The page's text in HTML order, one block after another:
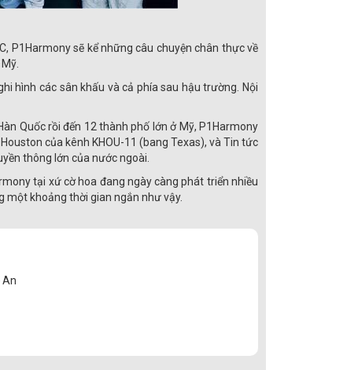
P1Harmony sẽ kể những câu chuyện chân thực về
hình các sân khấu và cả phía sau hậu trường. Nội
Quốc rồi đến 12 thành phố lớn ở Mỹ, P1Harmony
của kênh KHOU-11 (bang Texas), và Tin tức
thông lớn của nước ngoài.
tại xứ cờ hoa đang ngày càng phát triển nhiều
một khoảng thời gian ngắn như vậy.
An